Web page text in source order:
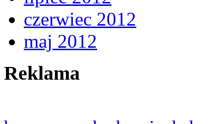
czerwiec 2012
maj 2012
Reklama